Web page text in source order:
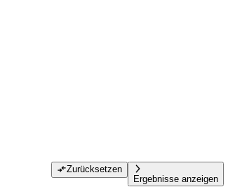
Zurücksetzen
Ergebnisse anzeigen